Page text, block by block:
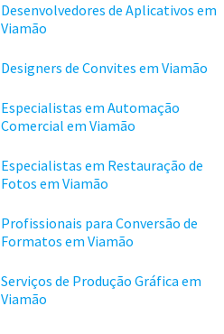
Desenvolvedores de Aplicativos em
Viamão
Designers de Convites em Viamão
Especialistas em Automação
Comercial em Viamão
Especialistas em Restauração de
Fotos em Viamão
Profissionais para Conversão de
Formatos em Viamão
Serviços de Produção Gráfica em
Viamão